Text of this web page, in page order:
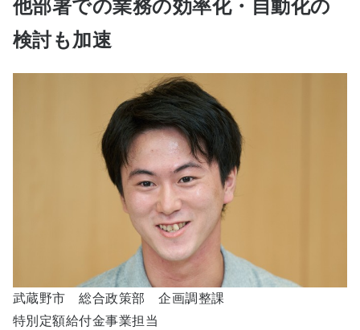
他部署での業務の効率化・自動化の
検討も加速
武蔵野市 総合政策部 企画調整課
特別定額給付金事業担当